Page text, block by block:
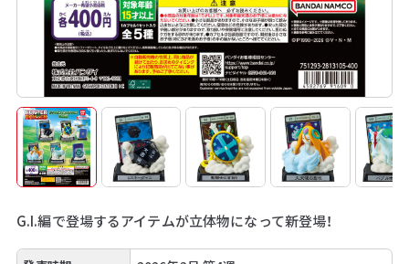
G.I.編で登場するアイテムが立体物になって新登場！